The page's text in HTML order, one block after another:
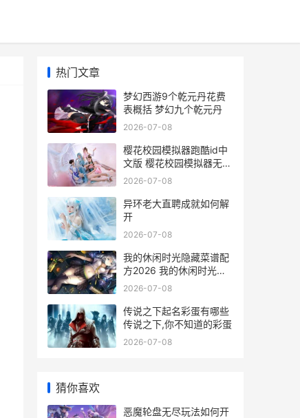
热门文章
梦幻西游9个乾元丹花费
表概括 梦幻九个乾元丹
2026-07-08
樱花校园模拟器跑酷id中
文版 樱花校园模拟器无广
版全部解锁
2026-07-08
异环老大直聘成就如何解
开
2026-07-08
我的休闲时光隐藏菜谱配
方2026 我的休闲时光作
文500字
2026-07-08
传说之下起名彩蛋有哪些
传说之下,你不知道的彩蛋
2026-07-08
猜你喜欢
恶魔轮盘无尽玩法如何开